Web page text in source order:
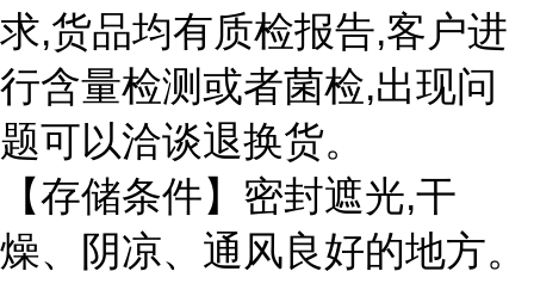
求,货品均有质检报告,客户进
行含量检测或者菌检,出现问
题可以洽谈退换货。
【存储条件】密封遮光,干
燥、阴凉、通风良好的地方。